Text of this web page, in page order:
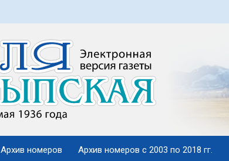
Архив номеров Архив номеров с 2003 по 2018 гг.